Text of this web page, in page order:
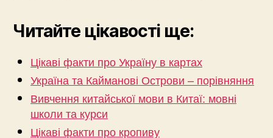
Читайте цікавості ще:
Цікаві факти про Україну в картах
Україна та Кайманові Острови – порівняння
Вивчення китайської мови в Китаї: мовні
школи та курси
Цікаві факти про кропиву